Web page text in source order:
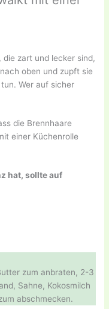
die zart und lecker sind,
oben und zupft sie
Wer auf sicher
die Brennhaare
einer Küchenrolle
hat, sollte auf
zum anbraten, 2-3
Sahne, Kokosmilch
abschmecken.